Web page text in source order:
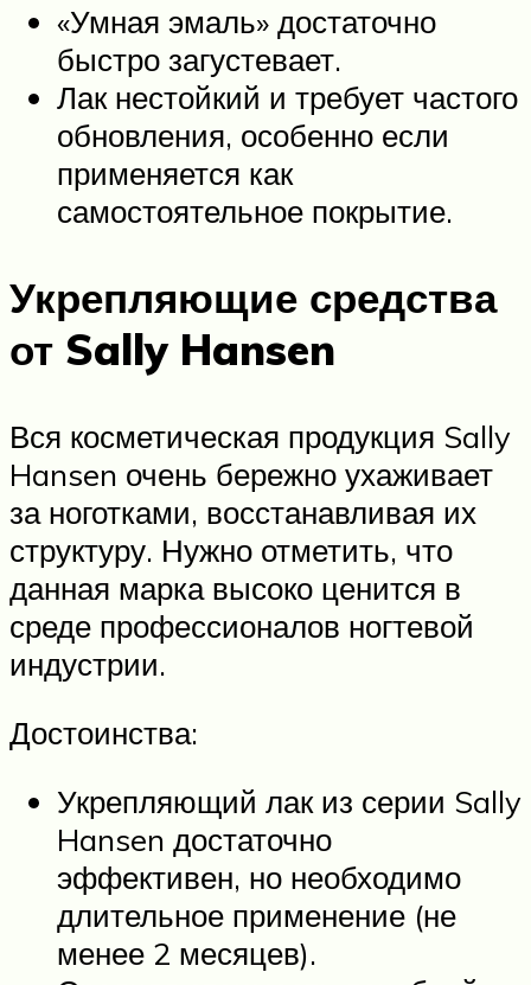
«Умная эмаль» достаточно
быстро загустевает.
Лак нестойкий и требует частого
обновления, особенно если
применяется как
самостоятельное покрытие.
Укрепляющие средства
от Sally Hansen
Вся косметическая продукция Sally
Hansen очень бережно ухаживает
за ноготками, восстанавливая их
структуру. Нужно отметить, что
данная марка высоко ценится в
среде профессионалов ногтевой
индустрии.
Достоинства:
Укрепляющий лак из серии Sally
Hansen достаточно
эффективен, но необходимо
длительное применение (не
менее 2 месяцев).